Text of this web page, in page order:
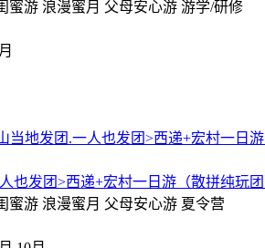
蜜游 浪漫蜜月 父母安心游 游学/研修
也发团>西递+宏村一日游（散拼纯玩团
蜜游 浪漫蜜月 父母安心游 夏令营